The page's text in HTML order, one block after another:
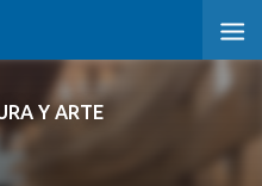
Y ARTE
Y ARTE